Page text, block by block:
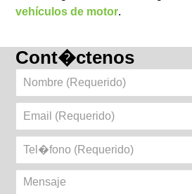
vehículos de motor.
Cont�ctenos
Nombre
Email
Tel�fono
Mensaje